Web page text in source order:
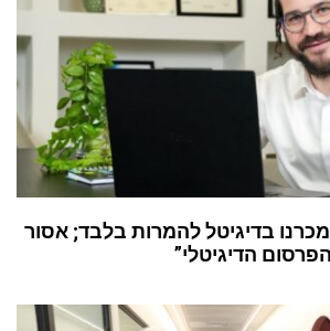
בדיגיטל להמרות בלבד; אסור
הדיגיטלי”